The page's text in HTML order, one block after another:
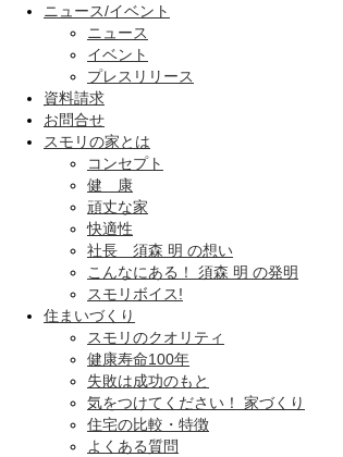
ニュース/イベント
ニュース
イベント
プレスリリース
資料請求
お問合せ
スモリの家とは
コンセプト
健 康
頑丈な家
快適性
社長 須森 明 の想い
こんなにある！ 須森 明 の発明
スモリボイス!
住まいづくり
スモリのクオリティ
健康寿命100年
失敗は成功のもと
気をつけてください！ 家づくり
住宅の比較・特徴
よくある質問